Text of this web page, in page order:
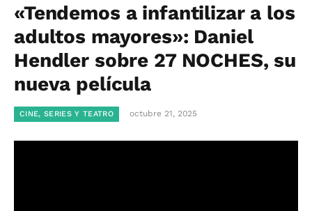
«Tendemos a infantilizar a los
adultos mayores»: Daniel
Hendler sobre 27 NOCHES, su
nueva película
CINE, SERIES Y TEATRO octubre 21, 2025